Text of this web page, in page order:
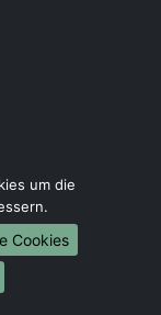
um die
Cookies